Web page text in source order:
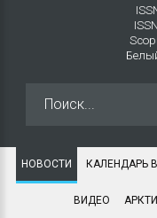
ISSN
НОВОСТИ КАЛЕНДАРЬ
ВИДЕО